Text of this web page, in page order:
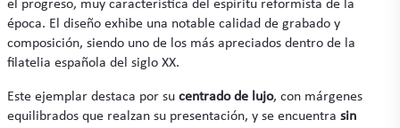
el progreso, muy característica del espíritu reformista de la
época. El diseño exhibe una notable calidad de grabado y
composición, siendo uno de los más apreciados dentro de la
filatelia española del siglo XX.
Este ejemplar destaca por su centrado de lujo, con márgenes
equilibrados que realzan su presentación, y se encuentra sin